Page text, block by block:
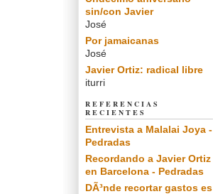
sin/con Javier
José
Por jamaicanas
José
Javier Ortiz: radical libre
iturri
REFERENCIAS
RECIENTES
Entrevista a Malalai Joya -
Pedradas
Recordando a Javier Ortiz
en Barcelona - Pedradas
DÃ³nde recortar gastos es